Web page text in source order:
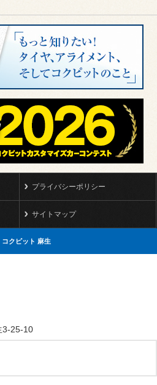
プライバシーポリシー
サイトマップ
コクピット 麻生
3-25-10